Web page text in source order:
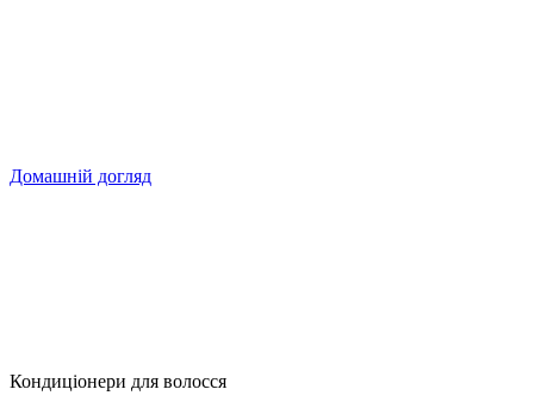
Домашній догляд
Кондиціонери для волосся